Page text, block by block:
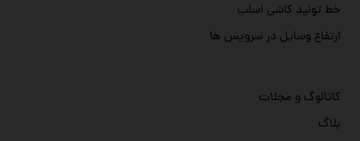
کاتالوگ و مجلات
بلاگ
خط تولید کاشی اسلب
ارتفاع وسایل در سرویس ها